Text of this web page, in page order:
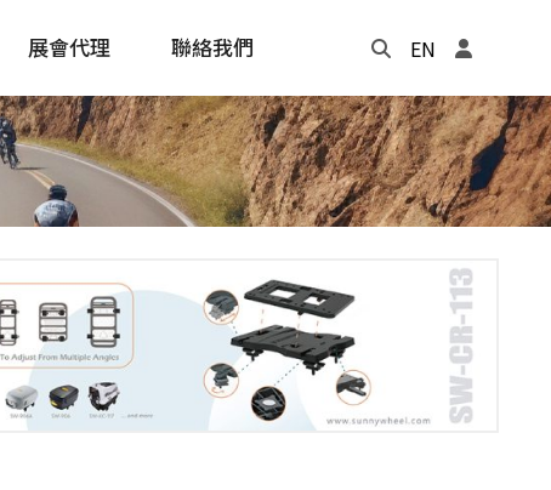
年度記事本
展會代理 聯絡我們 EN